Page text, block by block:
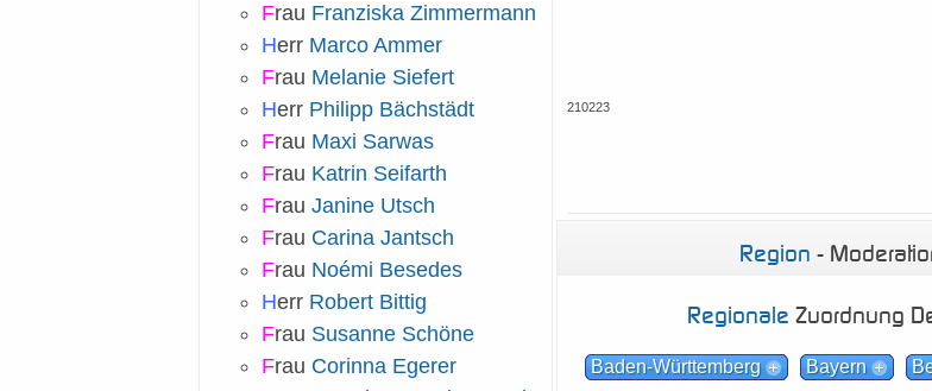
210223
Region -
Regionale Zuordnung
Baden-Württemberg Bayern
Frau Franziska Zimmermann
Herr Marco Ammer
Frau Melanie Siefert
Herr Philipp Bächstädt
Frau Maxi Sarwas
Frau Katrin Seifarth
Frau Janine Utsch
Frau Carina Jantsch
Frau Noémi Besedes
Herr Robert Bittig
Frau Susanne Schöne
Frau Corinna Egerer